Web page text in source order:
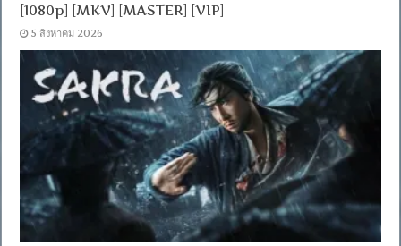
[1080p] [MKV] [MASTER] [VIP]
5 สิงหาคม 2026